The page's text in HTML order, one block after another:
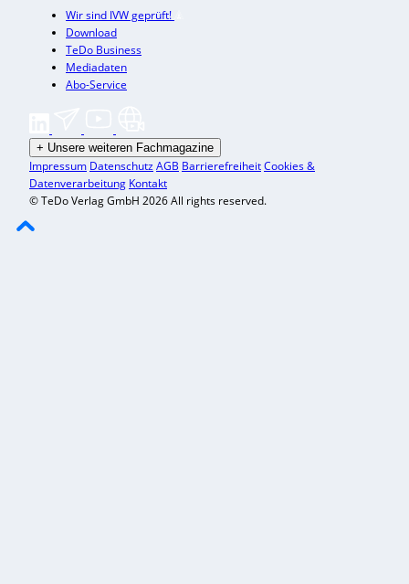
Wir sind IVW geprüft!
Download
TeDo Business
Mediadaten
Abo-Service
+ Unsere weiteren Fachmagazine
Impressum DatenschutzAGB BarrierefreiheitCookies &
Datenverarbeitung Kontakt
© TeDo Verlag GmbH 2026 All rights reserved.